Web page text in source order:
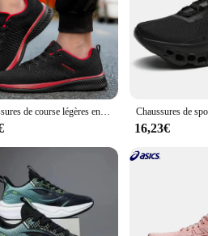
provides durability, while the breathable
for a more natural stride and
with bold color accents makes them a
availability makes them an excellent
and fitness aficionados alike. Whether
Chaussures de course légères en tricot respirant pour hommes, baskets décontractées, chaussures de sport athlétiques, course à pied, marche, gym, mode
16,23€